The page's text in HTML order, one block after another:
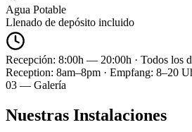
Agua Potable
Llenado de depósito incluido
Recepción: 8:00h — 20:00h · Todos los
Reception: 8am–8pm · Empfang: 8–20
03 — Galería
Nuestras Instalaciones